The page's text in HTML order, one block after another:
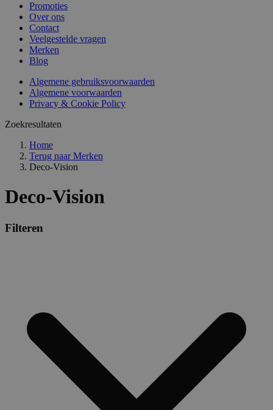
Promoties
Over ons
Contact
Veelgestelde vragen
Merken
Blog
Algemene gebruiksvoorwaarden
Algemene voorwaarden
Privacy & Cookie Policy
Zoekresultaten
Home
Terug naar Merken
Deco-Vision
Deco-Vision
Filteren